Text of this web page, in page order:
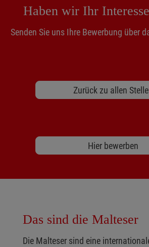
Haben wir Ihr
Senden Sie uns Ihre Bewerbung über
Zurück zu allen
Hier bewerben
Das sind die Malteser
Die Malteser sind eine